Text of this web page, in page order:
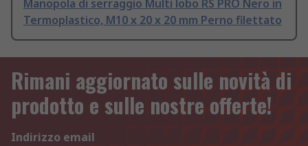
Manopola di serraggio Multi lobo RS PRO Nero in
Termoplastico, M10 x 20 x 20 mm Perno filettato
Rimani aggiornato sulle novità di
prodotto e sulle nostre offerte!
Indirizzo email